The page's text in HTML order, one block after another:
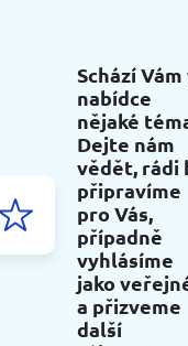
Schází Vám
nabídce
nějaké
Dejte nám
vědět, rádi
připravíme
pro Vás,
případně
vyhlásíme
jako
a přizveme
další